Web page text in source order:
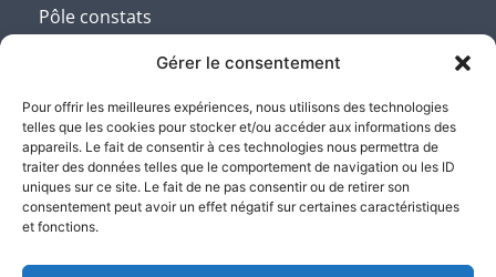
Gérer le consentement
Pour offrir les meilleures expériences, nous utilisons des technologies
telles que les cookies pour stocker et/ou accéder aux informations des
appareils. Le fait de consentir à ces technologies nous permettra de
traiter des données telles que le comportement de navigation ou les ID
uniques sur ce site. Le fait de ne pas consentir ou de retirer son
consentement peut avoir un effet négatif sur certaines caractéristiques
et fonctions.
Pôle constats
Pôle constats et saisies
Pôle jeux-concours
Pôle locatif
Pôle propriété intellectuelle et
industrielle
Pôle recouvrement amiable et